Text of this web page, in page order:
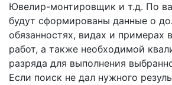
Ювелир-монтировщик и т.д. По
будут сформированы данные о
обязанностях, видах и примерах
работ, а также необходимой
разряда для выполнения
Если поиск не дал нужного